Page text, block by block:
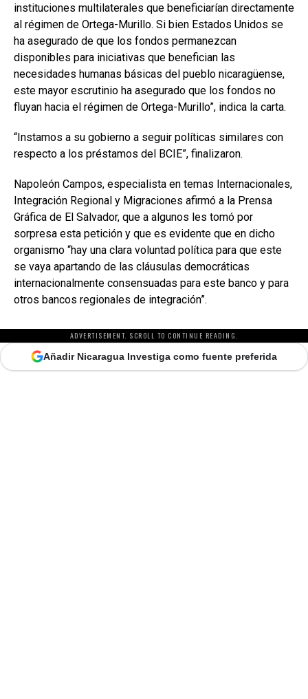
instituciones multilaterales que beneficiarían directamente
al régimen de Ortega-Murillo. Si bien Estados Unidos se
ha asegurado de que los fondos permanezcan
disponibles para iniciativas que benefician las
necesidades humanas básicas del pueblo nicaragüense,
este mayor escrutinio ha asegurado que los fondos no
fluyan hacia el régimen de Ortega-Murillo”, indica la carta.
“Instamos a su gobierno a seguir políticas similares con
respecto a los préstamos del BCIE”, finalizaron.
Napoleón Campos, especialista en temas Internacionales,
Integración Regional y Migraciones afirmó a la Prensa
Gráfica de El Salvador, que a algunos les tomó por
sorpresa esta petición y que es evidente que en dicho
organismo “hay una clara voluntad política para que este
se vaya apartando de las cláusulas democráticas
internacionalmente consensuadas para este banco y para
otros bancos regionales de integración”.
ADVERTISEMENT. SCROLL TO CONTINUE READING.
Añadir Nicaragua Investiga como fuente preferida